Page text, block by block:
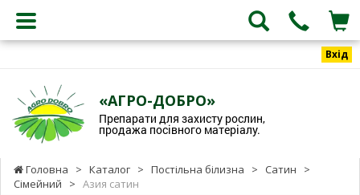
Вхід
«АГРО-ДОБРО»
Препарати для захисту рослин,
продажа посівного матеріалу.
Головна > Каталог > Постільна білизна > Сатин
>
Сімейний
> Азия сатин